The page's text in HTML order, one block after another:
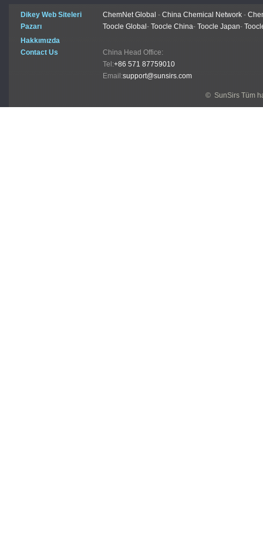
Dikey Web Siteleri ChemNet Global - China Chemical Network -
Pazarı
Toocle Global - Toocle China- Toocle Japan-
Hakkımızda
Contact Us
China Head Office:
Tel:+86 571 87759010
Email:support@sunsirs.com
© SunSirs Tüm